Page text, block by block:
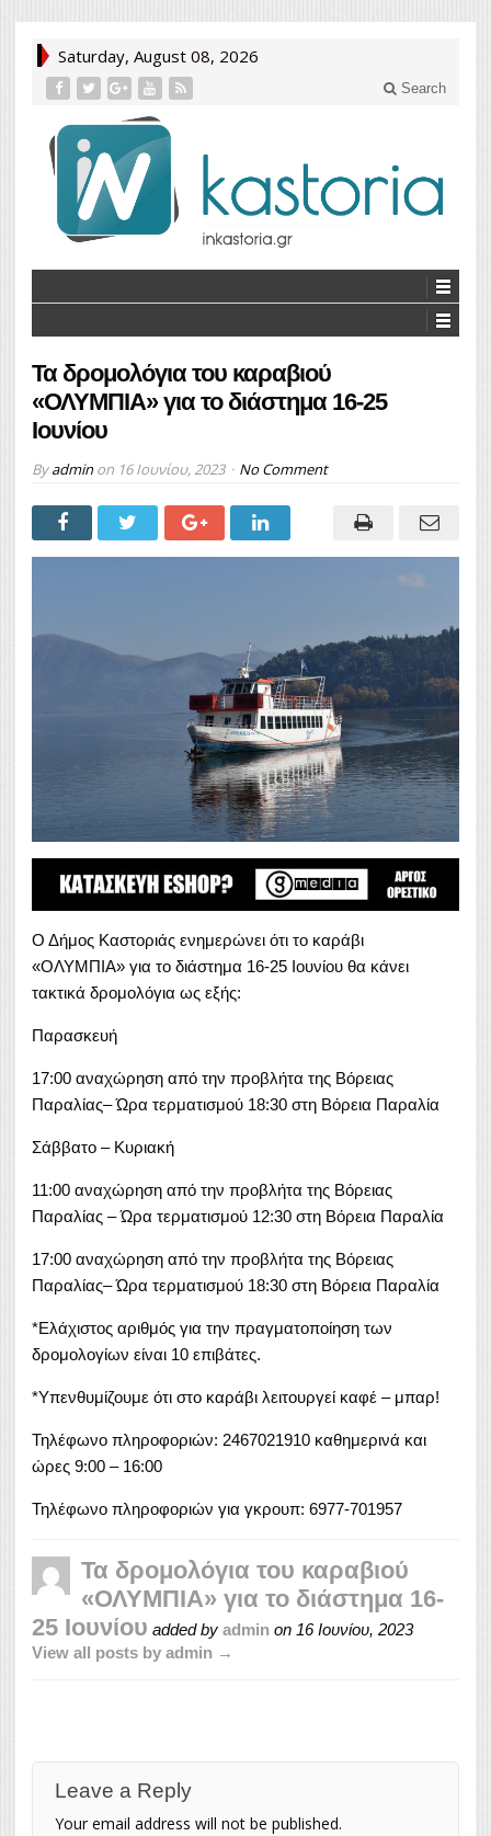
Saturday, August 08, 2026
Search
Τα δρομολόγια του καραβιού
«ΟΛΥΜΠΙΑ» για το διάστημα 16-25
Ιουνίου
Byadminon 16 Ιουνίου, 2023 No Comment
Ο Δήμος Καστοριάς ενημερώνει ότι το καράβι
«ΟΛΥΜΠΙΑ» για το διάστημα 16-25 Ιουνίου θα κάνει
τακτικά δρομολόγια ως εξής:
Παρασκευή
17:00 αναχώρηση από την προβλήτα της Βόρειας
Παραλίας– Ώρα τερματισμού 18:30 στη Βόρεια Παραλία
Σάββατο – Κυριακή
11:00 αναχώρηση από την προβλήτα της Βόρειας
Παραλίας – Ώρα τερματισμού 12:30 στη Βόρεια Παραλία
17:00 αναχώρηση από την προβλήτα της Βόρειας
Παραλίας– Ώρα τερματισμού 18:30 στη Βόρεια Παραλία
*Ελάχιστος αριθμός για την πραγματοποίηση των
δρομολογίων είναι 10 επιβάτες.
*Υπενθυμίζουμε ότι στο καράβι λειτουργεί καφέ – μπαρ!
Τηλέφωνο πληροφοριών: 2467021910 καθημερινά και
ώρες 9:00 – 16:00
Τηλέφωνο πληροφοριών για γκρουπ: 6977-701957
Τα δρομολόγια του καραβιού
«ΟΛΥΜΠΙΑ» για το διάστημα 16-
25 Ιουνίου added by admin on 16 Ιουνίου, 2023
View all posts by admin →
Leave a Reply
Your email address will not be published.